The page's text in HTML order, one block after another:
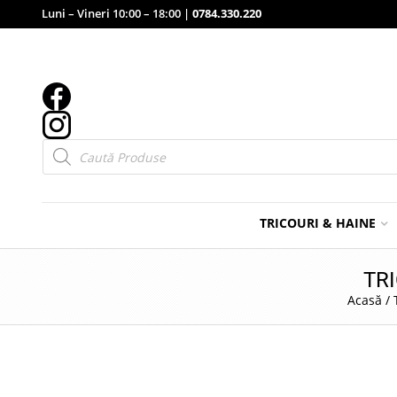
Luni – Vineri 10:00 – 18:00 | 0784.330.220
Products
search
TRICOURI & HAINE
Acasă /